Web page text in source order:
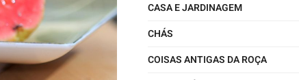
CASA E JARDINAGEM
CHÁS
COISAS ANTIGAS DA ROÇA